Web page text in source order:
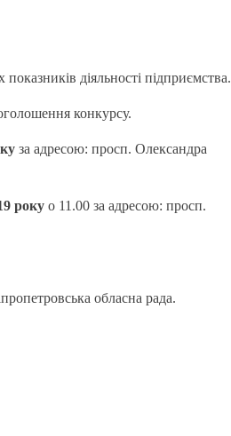
діяльності підприємства.
конкурсу.
за адресою: просп. Олександра
року о 11.00 за адресою: просп.
обласна рада.